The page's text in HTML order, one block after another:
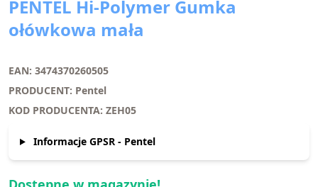
PENTEL Hi-Polymer Gumka
ołówkowa mała
EAN: 3474370260505
PRODUCENT: Pentel
KOD PRODUCENTA: ZEH05
Informacje GPSR - Pentel